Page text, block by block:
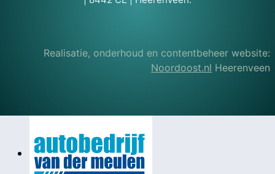
Realisatie, onderhoud en contentbeheer website:
Noordoost.nl Heerenveen